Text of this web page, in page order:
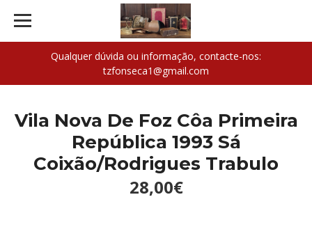
Qualquer dúvida ou informação, contacte-nos:
tzfonseca1@gmail.com
Vila Nova De Foz Côa Primeira
República 1993 Sá
Coixão/Rodrigues Trabulo
28,00€